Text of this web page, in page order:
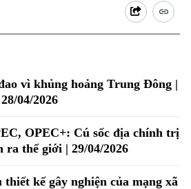
vì khủng hoảng Trung Đông |
04/2026
OPEC+: Cú sốc địa chính trị
ra thế giới | 29/04/2026
thiết kế gây nghiện của mạng xã